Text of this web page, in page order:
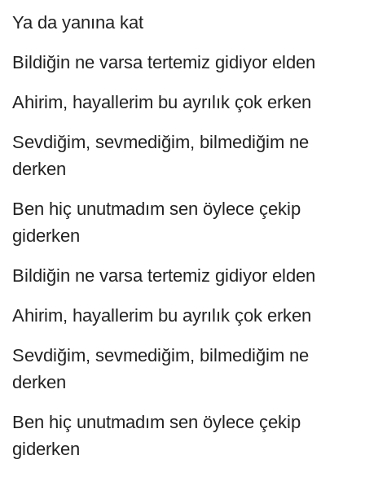
Ya da yanına kat
Bildiğin ne varsa tertemiz gidiyor elden
Ahirim, hayallerim bu ayrılık çok erken
Sevdiğim, sevmediğim, bilmediğim ne
derken
Ben hiç unutmadım sen öylece çekip
giderken
Bildiğin ne varsa tertemiz gidiyor elden
Ahirim, hayallerim bu ayrılık çok erken
Sevdiğim, sevmediğim, bilmediğim ne
derken
Ben hiç unutmadım sen öylece çekip
giderken